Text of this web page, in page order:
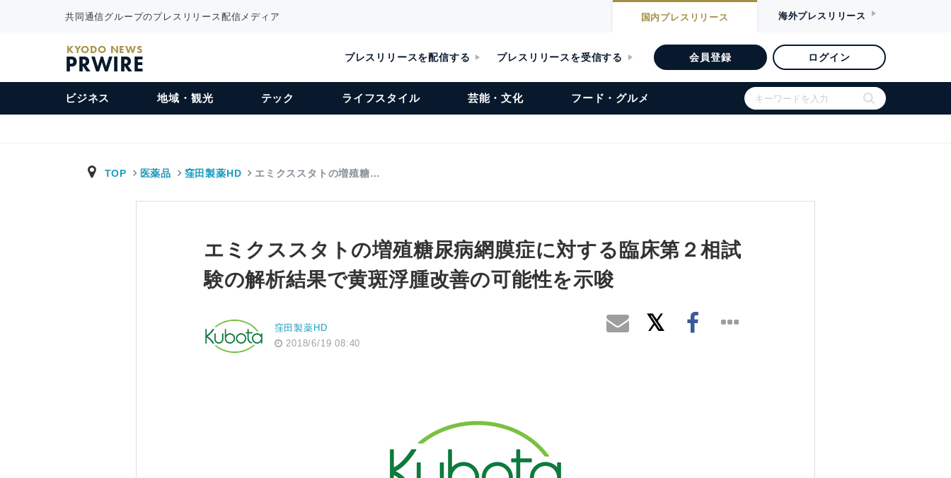
共同通信グループのプレスリリース配信メディア 国内プレスリリース 海外プレスリリース
KYODO NEWS
PRWIRE プレスリリースを配信する プレスリリースを受信する 会員登録 ログイン
ビジネス 地域・観光 テック ライフスタイル 芸能・文化 フード・グルメ
TOP 医薬品 窪田製薬HD エミクススタトの増殖糖…
エミクススタトの増殖糖尿病網膜症に対する臨床第２相試
験の解析結果で黄斑浮腫改善の可能性を示唆
窪田製薬HD
2018/6/19 08:40